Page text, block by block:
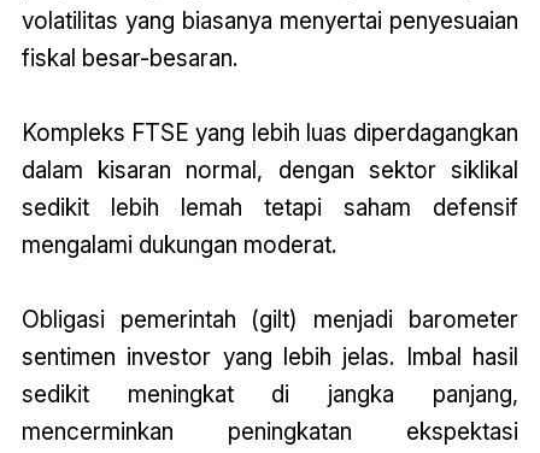
volatilitas yang biasanya menyertai penyesuaian
fiskal besar-besaran.
Kompleks FTSE yang lebih luas diperdagangkan
dalam kisaran normal, dengan sektor siklikal
sedikit lebih lemah tetapi saham defensif
mengalami dukungan moderat.
Obligasi pemerintah (gilt) menjadi barometer
sentimen investor yang lebih jelas. Imbal hasil
sedikit meningkat di jangka panjang,
mencerminkan peningkatan ekspektasi